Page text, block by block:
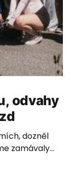
odvahy
dozněl
zamávaly